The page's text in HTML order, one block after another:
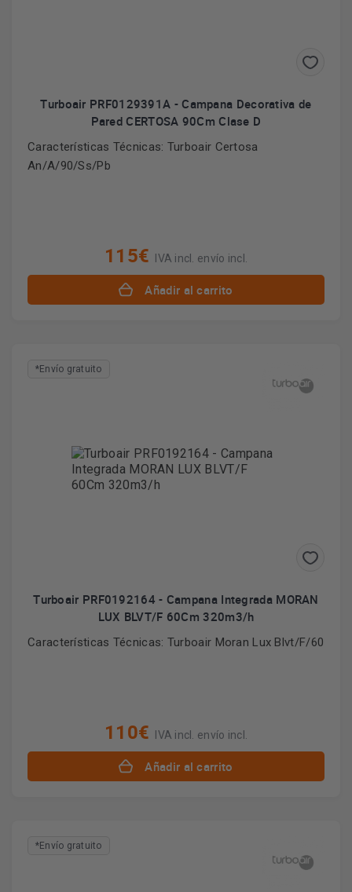
Turboair PRF0129391A - Campana Decorativa de
Pared CERTOSA 90Cm Clase D
Características Técnicas: Turboair Certosa
An/A/90/Ss/Pb
115€ IVA incl. envío incl.
Añadir al carrito
*Envío gratuito
Turboair PRF0192164 - Campana Integrada MORAN
LUX BLVT/F 60Cm 320m3/h
Características Técnicas: Turboair Moran Lux Blvt/F/60
110€ IVA incl. envío incl.
Añadir al carrito
*Envío gratuito